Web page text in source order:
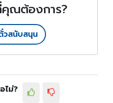
ณต้องการ?
สนับสนุน
ไม่?